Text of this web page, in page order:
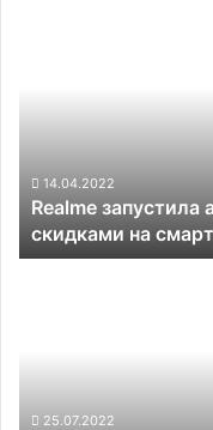
на
смартфоны
до
30
14.04.2022
Realme
скидками на
25.07.2022